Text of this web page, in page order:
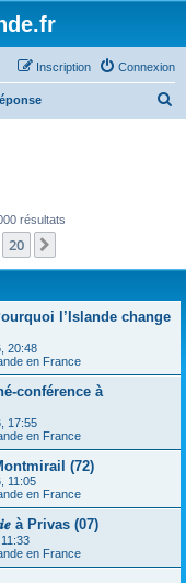
Connexion
Inscription
résultats
20
l’Islande change
20:48
en France
conférence à
17:55
en France
(72)
11:05
en France
à Privas (07)
en France